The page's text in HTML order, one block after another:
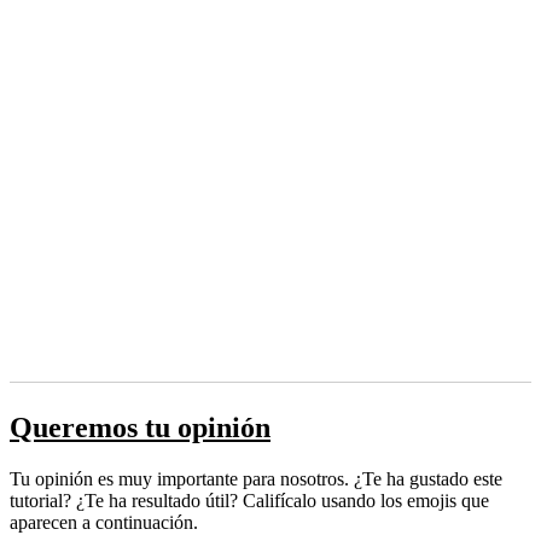
Queremos tu opinión
Tu opinión es muy importante para nosotros. ¿Te ha gustado este
tutorial? ¿Te ha resultado útil? Califícalo usando los emojis que
aparecen a continuación.